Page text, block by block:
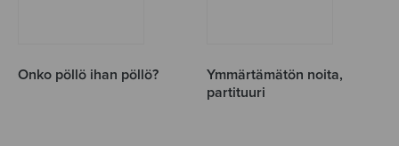
Onko pöllö ihan pöllö?
Ymmärtämätön noita,
partituuri